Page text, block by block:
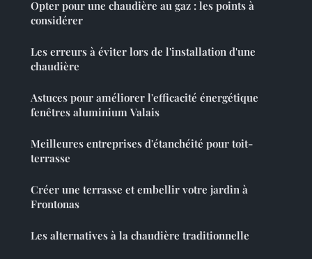
Opter pour une chaudière au gaz : les points à
considérer
Les erreurs à éviter lors de l'installation d'une
chaudière
Astuces pour améliorer l'efficacité énergétique
fenêtres aluminium Valais
Meilleures entreprises d'étanchéité pour toit-
terrasse
Créer une terrasse et embellir votre jardin à
Frontonas
Les alternatives à la chaudière traditionnelle